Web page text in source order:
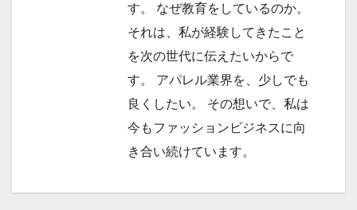
す。 なぜ教育をしているのか。
それは、私が経験してきたこと
を次の世代に伝えたいからで
す。 アパレル業界を、少しでも
良くしたい。 その想いで、私は
今もファッションビジネスに向
き合い続けています。